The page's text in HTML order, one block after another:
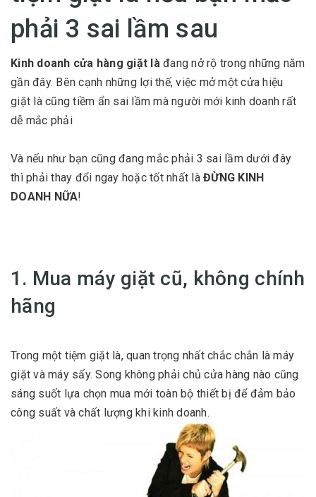
phải 3 sai lầm sau
Kinh doanh cửa hàng giặt làđang nở rộ trong những năm
gần đây. Bên cạnh những lợi thế, việc mở một cửa hiệu
giặt là cũng tiềm ẩn sai lầm mà người mới kinh doanh rất
dễ mắc phải
Và nếu như bạn cũng đang mắc phải 3 sai lầm dưới đây
thì phải thay đổi ngay hoặc tốt nhất là ĐỪNG KINH
DOANH NỮA!
1. Mua máy giặt cũ, không chính
hãng
Trong một tiệm giặt là, quan trọng nhất chắc chắn là máy
giặt và máy sấy. Song không phải chủ cửa hàng nào cũng
sáng suốt lựa chọn mua mới toàn bộ thiết bị để đảm bảo
công suất và chất lượng khi kinh doanh.